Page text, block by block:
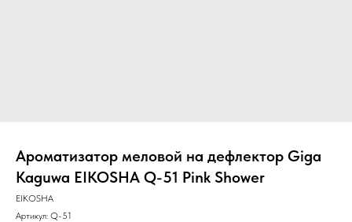
Ароматизатор меловой на дефлектор Giga
Kaguwa EIKOSHA Q-51 Pink Shower
EIKOSHA
Артикул: Q-51